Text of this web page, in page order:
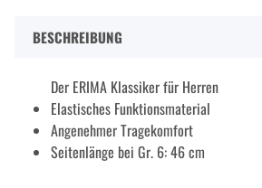
BESCHREIBUNG
Der ERIMA Klassiker für Herren
Elastisches Funktionsmaterial
Angenehmer Tragekomfort
Seitenlänge bei Gr. 6: 46 cm